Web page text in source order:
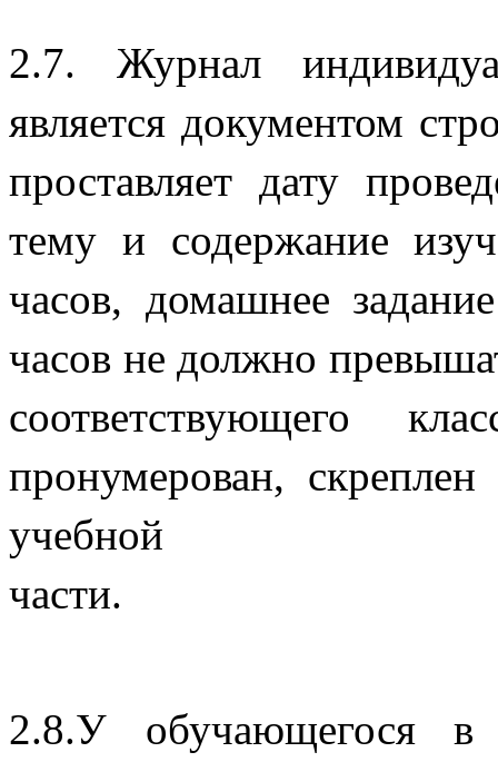
2.7. Журнал
является документом
проставляет дату
тему и содержание
часов, домашнее
часов не должно
соответствующего
пронумерован,
учебной
2.8.У обучающегося в